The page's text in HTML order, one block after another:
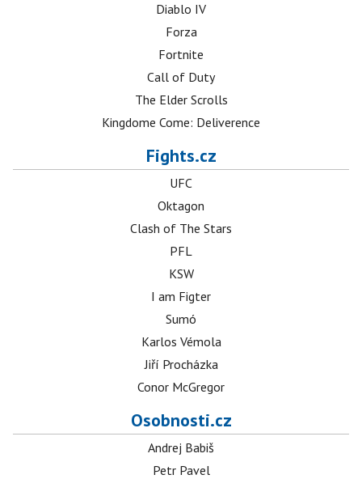
Diablo IV
Forza
Fortnite
Call of Duty
The Elder Scrolls
Kingdome Come: Deliverence
Fights.cz
UFC
Oktagon
Clash of The Stars
PFL
KSW
I am Figter
Sumó
Karlos Vémola
Jiří Procházka
Conor McGregor
Osobnosti.cz
Andrej Babiš
Petr Pavel